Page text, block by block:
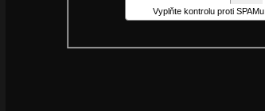
Vyplňte kontrolu proti SPAMu.